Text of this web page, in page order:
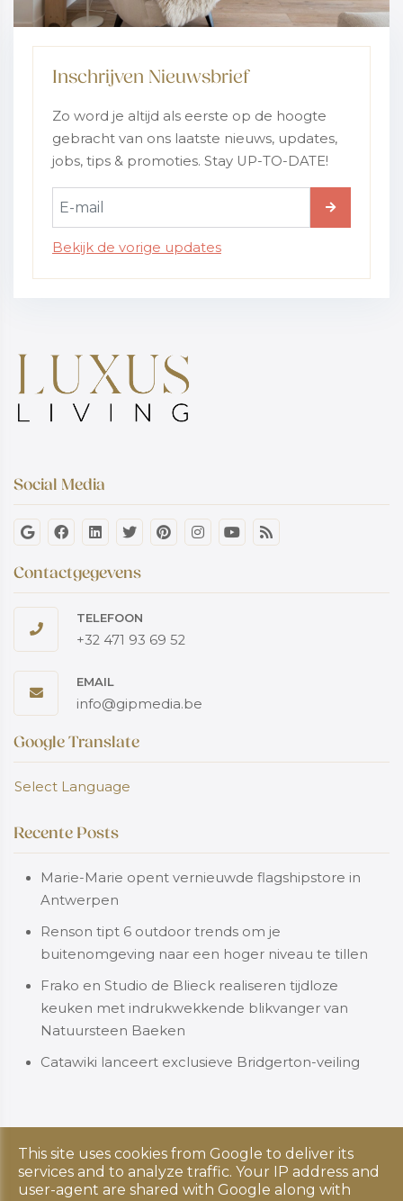
Inschrijven Nieuwsbrief
Zo word je altijd als eerste op de hoogte
gebracht van ons laatste nieuws, updates,
jobs, tips & promoties. Stay UP-TO-DATE!
Bekijk de vorige updates
Social Media
Contactgegevens
TELEFOON
+32 471 93 69 52
EMAIL
info@gipmedia.be
Google Translate
Select Language
Recente Posts
Marie-Marie opent vernieuwde flagshipstore in
Antwerpen
Renson tipt 6 outdoor trends om je
buitenomgeving naar een hoger niveau te tillen
Frako en Studio de Blieck realiseren tijdloze
keuken met indrukwekkende blikvanger van
Natuursteen Baeken
Catawiki lanceert exclusieve Bridgerton-veiling
Copyright © 2026 Luxus Living. All rights reserved.
Privacy & Cookies|UP-TO-DATE WebDesign
This site uses cookies from Google to deliver its
services and to analyze traffic. Your IP address and
user-agent are shared with Google along with